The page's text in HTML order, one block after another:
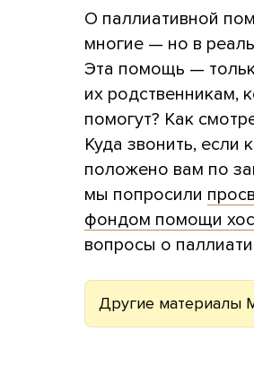
О паллиативной
многие — но в
Эта помощь —
их родственникам,
помогут? Как
Куда звонить, если
положено вам по
мы попросили
фондом помощи
вопросы о
Другие материалы